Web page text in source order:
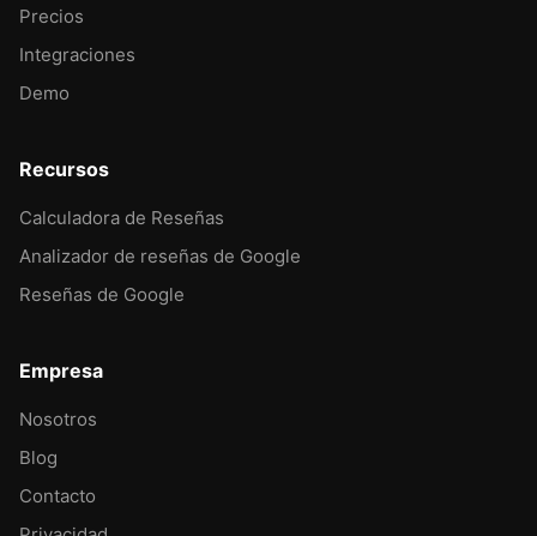
Precios
Integraciones
Demo
Recursos
Calculadora de Reseñas
Analizador de reseñas de Google
Reseñas de Google
Empresa
Nosotros
Blog
Contacto